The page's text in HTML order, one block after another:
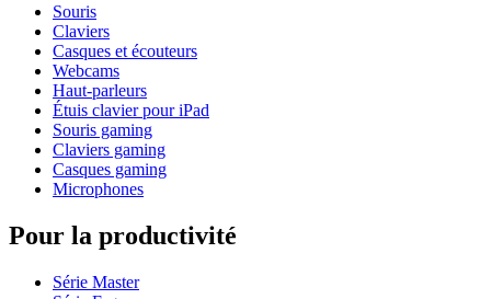
Souris
Claviers
Casques et écouteurs
Webcams
Haut-parleurs
Étuis clavier pour iPad
Souris gaming
Claviers gaming
Casques gaming
Microphones
Pour la productivité
Série Master